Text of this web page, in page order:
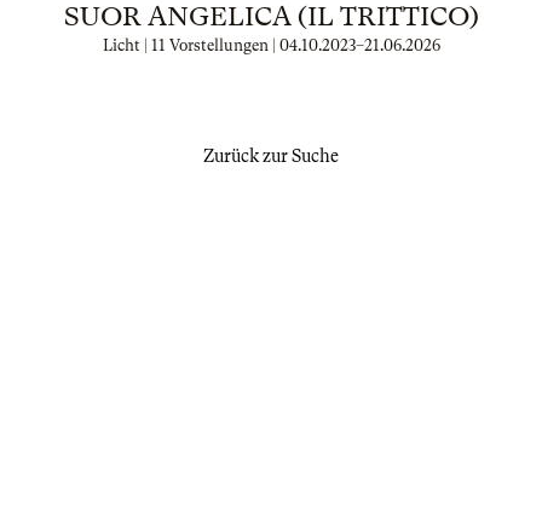
SUOR ANGELICA (IL TRITTICO)
Licht | 11 Vorstellungen | 04.10.2023–21.06.2026
Zurück zur Suche